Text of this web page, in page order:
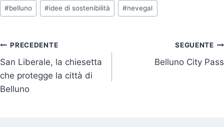
Tag
articolo:
#belluno #idee di sostenibilità #nevegal
Navigazione
articoli
PRECEDENTE
San Liberale, la chiesetta
che protegge la città di
Belluno
SEGUENTE
Belluno City Pass